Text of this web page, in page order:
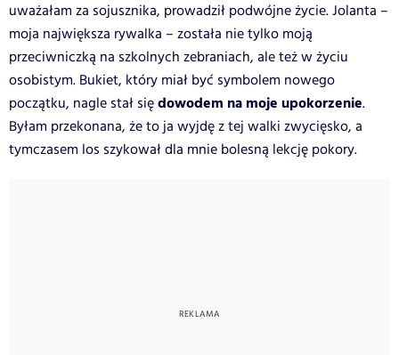
uważałam za sojusznika, prowadził podwójne życie. Jolanta –
moja największa rywalka – została nie tylko moją
przeciwniczką na szkolnych zebraniach, ale też w życiu
osobistym. Bukiet, który miał być symbolem nowego
początku, nagle stał siędowodem na moje upokorzenie.
Byłam przekonana, że to ja wyjdę z tej walki zwycięsko, a
tymczasem los szykował dla mnie bolesną lekcję pokory.